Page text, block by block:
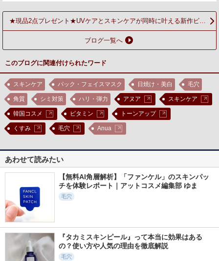
★現品2点プレゼント★UVケアとスキンケアが同時に叶える新作ビタ
ブログ一覧へ
このブログに関連付けられたワード
スキンケア パック・フェイスマスク 日焼け・美白 毛穴
角質 シミ対策 ハリ・弾力 アヌア スキンケア
韓国コスメ ビタミン トーンアップ
くすみ 毛穴 Anua
あわせて読みたい
【無料AI角層解析】「ファンケル」のスキンパッ
チを体験レポート｜アットコスメ編集部 ゆま
毛穴
『タカミスキンピール』って本当に効果はある
の？使い方や人気の理由を徹底解説
毛穴